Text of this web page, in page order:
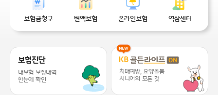
보험금청구 변액보험 온라인보험 역삼센터
KB라이프 케어 서비스 추천드릴게요 ~
보험진단
내보험 보장내역
한눈에 확인
치매예방, 요양돌봄
시니어의 모든 것